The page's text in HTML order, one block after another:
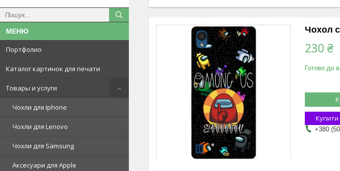
Портфолио
Каталог картинок для печати
Товары и услуги
Чохли для Iphone
Чохли для Lenovo
Чохли для Samsung
Аксесуари для Apple
Чохол
230 ₴
Готово до
Купити
+380